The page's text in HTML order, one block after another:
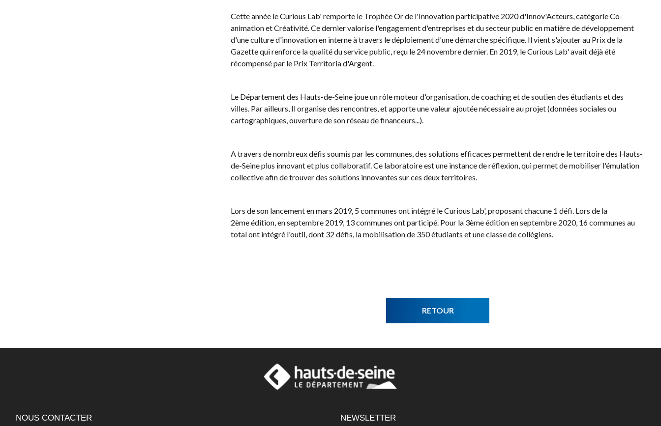
Cette année le Curious Lab' remporte le Trophée Or de l'Innovation participative 2020 d'Innov'Acteurs, catégorie Co-
animation et Créativité. Ce dernier valorise l'engagement d'entreprises et du secteur public en matière de développement
d'une culture d'innovation en interne à travers le déploiement d'une démarche spécifique. Il vient s'ajouter au Prix de la
Gazette qui renforce la qualité du service public, reçu le 24 novembre dernier. En 2019, le Curious Lab' avait déjà été
récompensé par le Prix Territoria d'Argent.
Le Département des Hauts-de-Seine joue un rôle moteur d'organisation, de coaching et de soutien des étudiants et des
villes. Par ailleurs, Il organise des rencontres, et apporte une valeur ajoutée nécessaire au projet (données sociales ou
cartographiques, ouverture de son réseau de financeurs...).
A travers de nombreux défis soumis par les communes, des solutions efficaces permettent de rendre le territoire des Hauts-
de-Seine plus innovant et plus collaboratif. Ce laboratoire est une instance de réflexion, qui permet de mobiliser l'émulation
collective afin de trouver des solutions innovantes sur ces deux territoires.
Lors de son lancement en mars 2019, 5 communes ont intégré le Curious Lab', proposant chacune 1 défi. Lors de la
2ème édition, en septembre 2019, 13 communes ont participé. Pour la 3ème édition en septembre 2020, 16 communes au
total ont intégré l'outil, dont 32 défis, la mobilisation de 350 étudiants et une classe de collégiens.
RETOUR
NOUS CONTACTER NEWSLETTER